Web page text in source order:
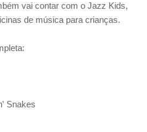
vai contar com o Jazz Kids,
de música para crianças.
Snakes